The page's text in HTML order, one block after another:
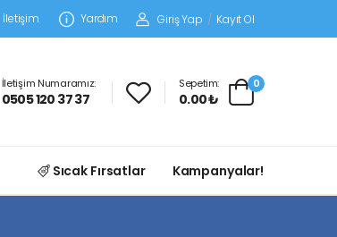
İletişim Yardım Giriş Yap / Kayıt Ol
İletişim Numaramız:
0505 120 37 37
Sepetim:
0.00 ₺
0
Sıcak Fırsatlar Kampanyalar!